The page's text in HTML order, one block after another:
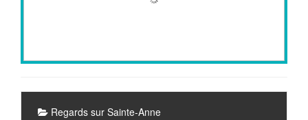
Rubriques
Regards sur Sainte-Anne